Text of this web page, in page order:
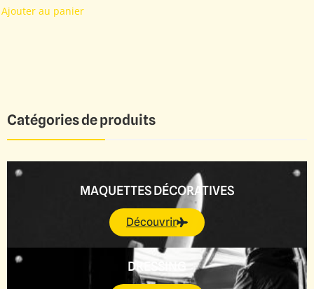
Ajouter au panier
Catégories de produits
MAQUETTES DÉCORATIVES
Découvrir
DRESSING